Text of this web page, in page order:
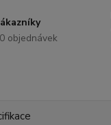
objednávek